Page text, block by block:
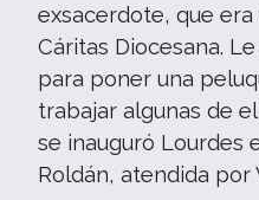
exsacerdote, que
Cáritas Diocesana.
para poner una
trabajar algunas de
se inauguró Lourdes
Roldán, atendida por